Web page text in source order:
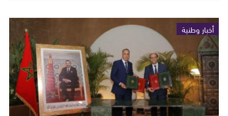
أخبار وطنية